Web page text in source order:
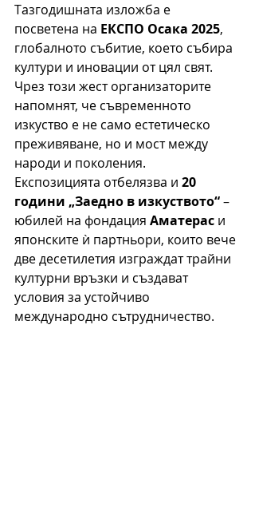
Тазгодишната изложба е
посветена на ЕКСПО Осака 2025,
глобалното събитие, което събира
култури и иновации от цял свят.
Чрез този жест организаторите
напомнят, че съвременното
изкуство е не само естетическо
преживяване, но и мост между
народи и поколения.
Експозицията отбелязва и 20
години „Заедно в изкуството“ –
юбилей на фондация Аматерас и
японските ѝ партньори, които вече
две десетилетия изграждат трайни
културни връзки и създават
условия за устойчиво
международно сътрудничество.